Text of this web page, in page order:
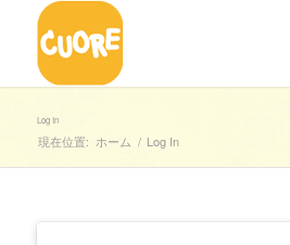
Log In
現在位置: ホーム / Log In